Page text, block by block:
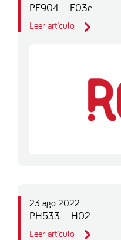
PF904 – F03c
Leer artículo
23 ago 2022
PH533 – H02
Leer artículo